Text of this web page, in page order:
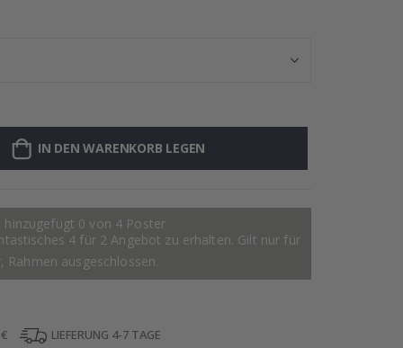
IN DEN WARENKORB LEGEN
hinzugefügt 0 von 4 Poster
4 für 2 Angebot zu erhalten. Gilt nur für
Rahmen ausgeschlossen.
LIEFERUNG 4-7 TAGE